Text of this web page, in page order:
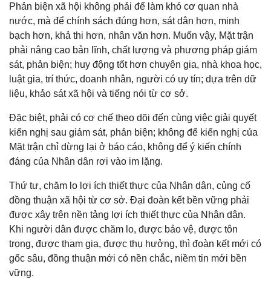
Phản biện xã hội không phải để làm khó cơ quan nhà
nước, mà để chính sách đúng hơn, sát dân hơn, minh
bạch hơn, khả thi hơn, nhân văn hơn. Muốn vậy, Mặt trận
phải nâng cao bản lĩnh, chất lượng và phương pháp giám
sát, phản biện; huy động tốt hơn chuyên gia, nhà khoa học,
luật gia, trí thức, doanh nhân, người có uy tín; dựa trên dữ
liệu, khảo sát xã hội và tiếng nói từ cơ sở.
Đặc biệt, phải có cơ chế theo dõi đến cùng việc giải quyết
kiến nghị sau giám sát, phản biện; không để kiến nghị của
Mặt trận chỉ dừng lại ở báo cáo, không để ý kiến chính
đáng của Nhân dân rơi vào im lặng.
Thứ tư, chăm lo lợi ích thiết thực của Nhân dân, củng cố
đồng thuận xã hội từ cơ sở. Đại đoàn kết bền vững phải
được xây trên nền tảng lợi ích thiết thực của Nhân dân.
Khi người dân được chăm lo, được bảo vệ, được tôn
trọng, được tham gia, được thụ hưởng, thì đoàn kết mới có
gốc sâu, đồng thuận mới có nền chắc, niềm tin mới bền
vững.